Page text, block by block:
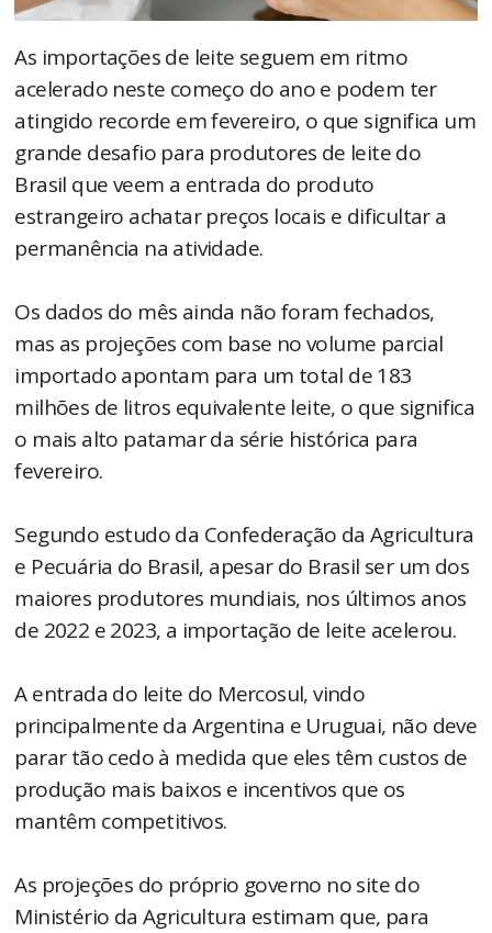
As importações de leite seguem em ritmo
acelerado neste começo do ano e podem ter
atingido recorde em fevereiro, o que significa um
grande desafio para produtores de leite do
Brasil que veem a entrada do produto
estrangeiro achatar preços locais e dificultar a
permanência na atividade.
Os dados do mês ainda não foram fechados,
mas as projeções com base no volume parcial
importado apontam para um total de 183
milhões de litros equivalente leite, o que significa
o mais alto patamar da série histórica para
fevereiro.
Segundo estudo da Confederação da Agricultura
e Pecuária do Brasil, apesar do Brasil ser um dos
maiores produtores mundiais, nos últimos anos
de 2022 e 2023, a importação de leite acelerou.
A entrada do leite do Mercosul, vindo
principalmente da Argentina e Uruguai, não deve
parar tão cedo à medida que eles têm custos de
produção mais baixos e incentivos que os
mantêm competitivos.
As projeções do próprio governo no site do
Ministério da Agricultura estimam que, para